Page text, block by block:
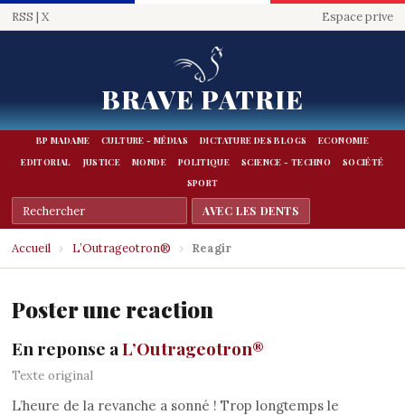
RSS | X Espace prive
BRAVE PATRIE
BP MADAME CULTURE - MÉDIAS DICTATURE DES BLOGS
ECONOMIE
EDITORIAL
JUSTICE MONDE POLITIQUE SCIENCE - TECHNO
SOCIÉTÉ
SPORT
Accueil › L’Outrageotron® › Reagir
Poster une reaction
En reponse aL’Outrageotron®
Texte original
L’heure de la revanche a sonné ! Trop longtemps le